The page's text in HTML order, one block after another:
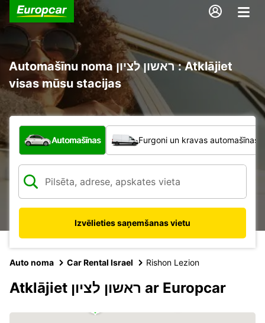
Automašīnu noma ראשון לציון : Atklājiet
visas mūsu stacijas
Kāda veida transportlīdzeklis?
Automašīnas Furgoni un kravas automašīnas
Izvēlieties saņemšanas vietu
Auto noma Car Rental Israel Rishon Lezion
Atklājiet ראשון לציון ar Europcar